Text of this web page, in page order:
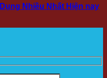
Nhiều Nhất Hiện nay